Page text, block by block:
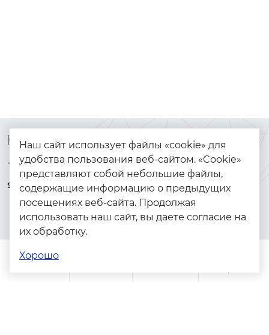
Контакты
+7 (925) 144-64-73
serebryanyye.grani@mail.ru
Каталог
Браслеты
Золото
Серебро
Помощь
Наш сайт использует файлы «cookie» для
удобства пользования веб-сайтом. «Cookie»
представляют собой небольшие файлы,
содержащие информацию о предыдущих
посещениях веб-сайта. Продолжая
использовать наш сайт, вы даете согласие на
их обработку.
Хорошо